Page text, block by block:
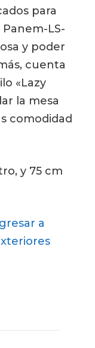
para
LS-
y poder
cuenta
«Lazy
la mesa
comodidad
y 75 cm
a